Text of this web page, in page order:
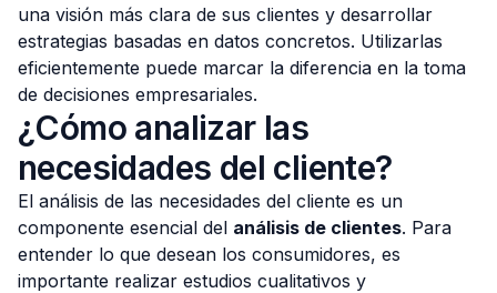
una visión más clara de sus clientes y desarrollar
estrategias basadas en datos concretos. Utilizarlas
eficientemente puede marcar la diferencia en la toma
de decisiones empresariales.
¿Cómo analizar las
necesidades del cliente?
El análisis de las necesidades del cliente es un
componente esencial del análisis de clientes. Para
entender lo que desean los consumidores, es
importante realizar estudios cualitativos y